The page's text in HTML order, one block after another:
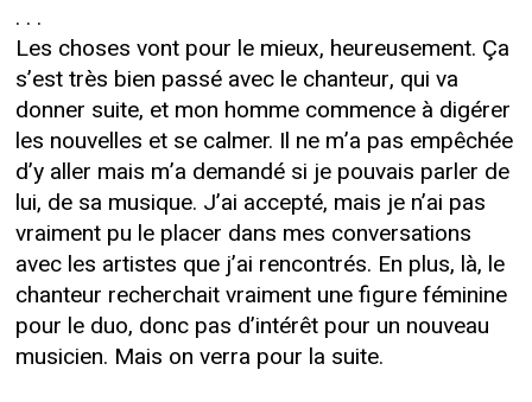
. . .
Les choses vont pour le mieux, heureusement. Ça
s’est très bien passé avec le chanteur, qui va
donner suite, et mon homme commence à digérer
les nouvelles et se calmer. Il ne m’a pas empêchée
d’y aller mais m’a demandé si je pouvais parler de
lui, de sa musique. J’ai accepté, mais je n’ai pas
vraiment pu le placer dans mes conversations
avec les artistes que j’ai rencontrés. En plus, là, le
chanteur recherchait vraiment une figure féminine
pour le duo, donc pas d’intérêt pour un nouveau
musicien. Mais on verra pour la suite.